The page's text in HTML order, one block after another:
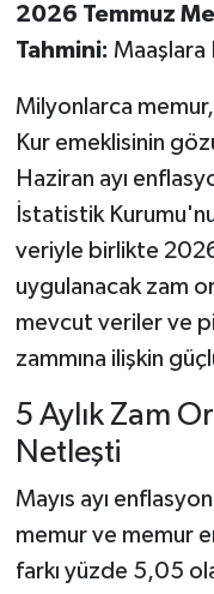
2026 Temmuz
Tahmini: Maaşlara
Milyonlarca
Kur emeklisinin
Haziran ayı
İstatistik
veriyle birlikte 2026
uygulanacak zam
mevcut veriler ve
zammına ilişkin
5 Aylık Zam
Netleşti
Mayıs ayı
memur ve memur
farkı yüzde 5,05